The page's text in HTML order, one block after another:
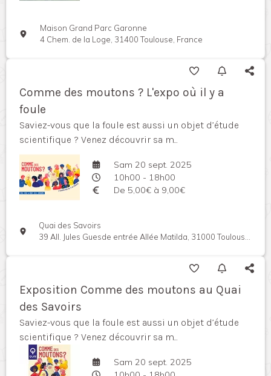
Maison Grand Parc Garonne
4 Chem. de la Loge, 31400 Toulouse, France
Comme des moutons ? L'expo où il y a
foule
Saviez-vous que la foule est aussi un objet d’étude
scientifique ? Venez découvrir sa m...
Sam 20 sept. 2025
10h00 - 18h00
De 5,00€ à 9,00€
Quai des Savoirs
39 All. Jules Guesde entrée Allée Matilda, 31000 Toulouse, France
Exposition Comme des moutons au Quai
des Savoirs
Saviez-vous que la foule est aussi un objet d’étude
scientifique ? Venez découvrir sa m...
Sam 20 sept. 2025